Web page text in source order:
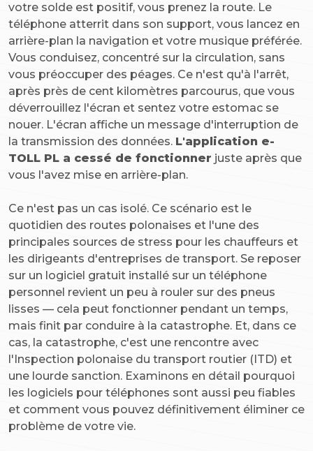
votre solde est positif, vous prenez la route. Le
téléphone atterrit dans son support, vous lancez en
arrière-plan la navigation et votre musique préférée.
Vous conduisez, concentré sur la circulation, sans
vous préoccuper des péages. Ce n'est qu'à l'arrêt,
après près de cent kilomètres parcourus, que vous
déverrouillez l'écran et sentez votre estomac se
nouer. L'écran affiche un message d'interruption de
la transmission des données. L'application e-
TOLL PL a cessé de fonctionner juste après que
vous l'avez mise en arrière-plan.
Ce n'est pas un cas isolé. Ce scénario est le
quotidien des routes polonaises et l'une des
principales sources de stress pour les chauffeurs et
les dirigeants d'entreprises de transport. Se reposer
sur un logiciel gratuit installé sur un téléphone
personnel revient un peu à rouler sur des pneus
lisses — cela peut fonctionner pendant un temps,
mais finit par conduire à la catastrophe. Et, dans ce
cas, la catastrophe, c'est une rencontre avec
l'Inspection polonaise du transport routier (ITD) et
une lourde sanction. Examinons en détail pourquoi
les logiciels pour téléphones sont aussi peu fiables
et comment vous pouvez définitivement éliminer ce
problème de votre vie.